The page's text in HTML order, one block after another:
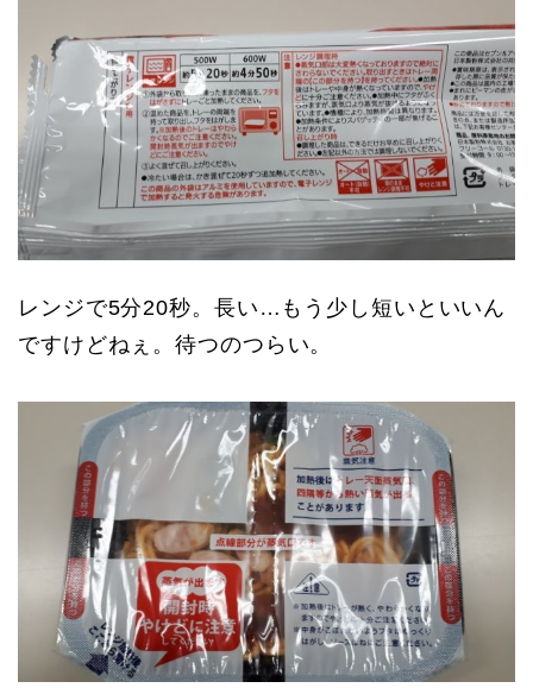
レンジで5分20秒。長い…もう少し短いといいん
ですけどねぇ。待つのつらい。